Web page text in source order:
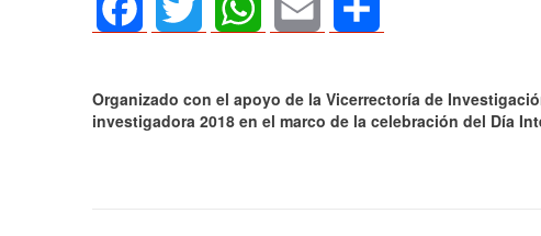
Organizado con el apoyo de la Vicerrectoría de
investigadora 2018 en el marco de la celebración del Día